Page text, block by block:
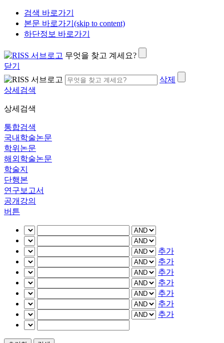
검색 바로가기
본문 바로가기(skip to content)
하단정보 바로가기
무엇을 찾고 계세요?
닫기
삭제
상세검색
상세검색
통합검색
국내학술논문
학위논문
해외학술논문
학술지
단행본
연구보고서
공개강의
버튼
추가
추가
추가
추가
추가
추가
추가